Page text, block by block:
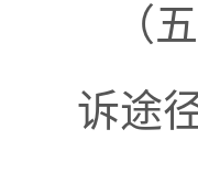
（
诉途